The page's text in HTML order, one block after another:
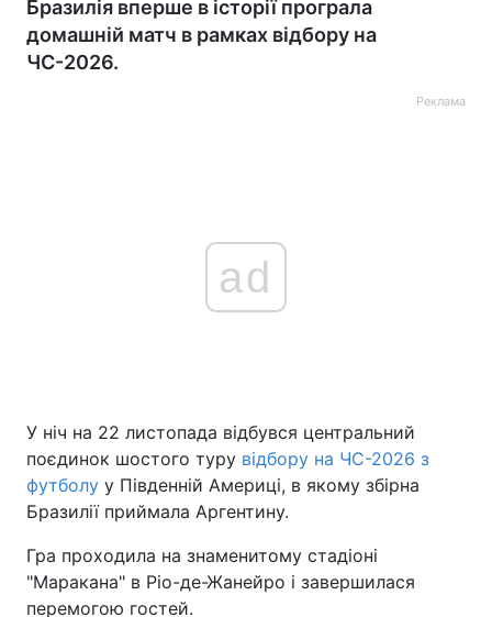
Україна Політика
Економіка Світ
Техно і зв'язок Лайт
Бразилія вперше в історії програла
домашній матч в рамках відбору на
ЧС-2026.
Реклама
ad
У ніч на 22 листопада відбувся центральний
поєдинок шостого туру відбору на ЧС-2026 з
футболу у Південній Америці, в якому збірна
Бразилії приймала Аргентину.
Гра проходила на знаменитому стадіоні
"Маракана" в Ріо-де-Жанейро і завершилася
перемогою гостей.